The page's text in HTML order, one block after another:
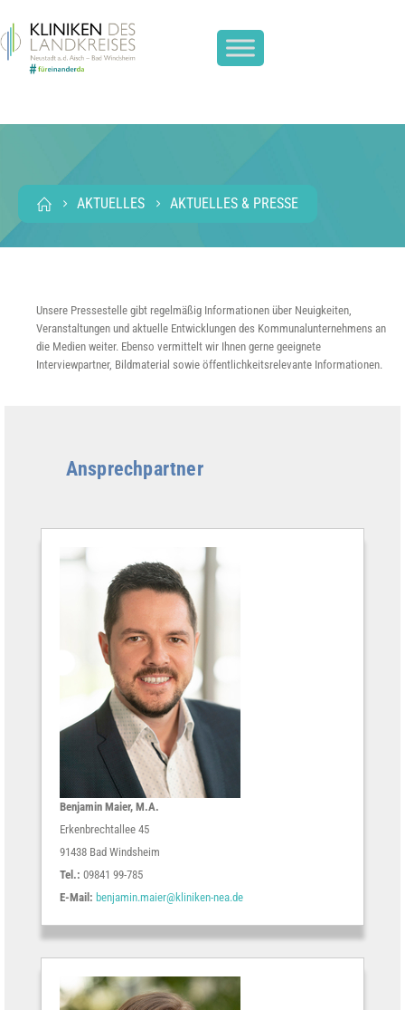
AKTUELLES AKTUELLES & PRESSE
Unsere Pressestelle gibt regelmäßig Informationen über Neuigkeiten,
Veranstaltungen und aktuelle Entwicklungen des Kommunalunternehmens an
die Medien weiter. Ebenso vermittelt wir Ihnen gerne geeignete
Interviewpartner, Bildmaterial sowie öffentlichkeitsrelevante Informationen.
Ansprechpartner
Benjamin Maier, M.A.
Erkenbrechtallee 45
91438 Bad Windsheim
Tel.: 09841 99-785
E-Mail: benjamin.maier@kliniken-nea.de